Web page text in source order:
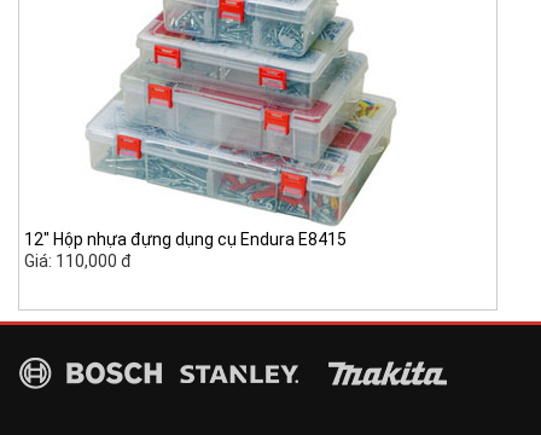
12" Hộp nhựa đựng dụng cụ Endura E8415
Giá: 110,000 đ